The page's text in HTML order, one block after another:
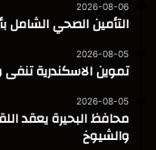
2026-08-06
التأمين الصحي الشامل
2026-08-05
تموين الاسكندرية تنفى
2026-08-05
محافظ البحيرة يعقد
والشيوخ